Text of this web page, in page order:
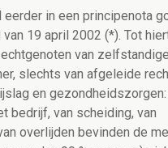
eerder in een principenota
19 april 2002 (*). Tot
van
slechts van afgeleide
en gezondheidszorgen:
bedrijf, van scheiding, van
overlijden bevinden de